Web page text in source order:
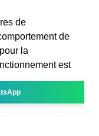
de
de
la
est